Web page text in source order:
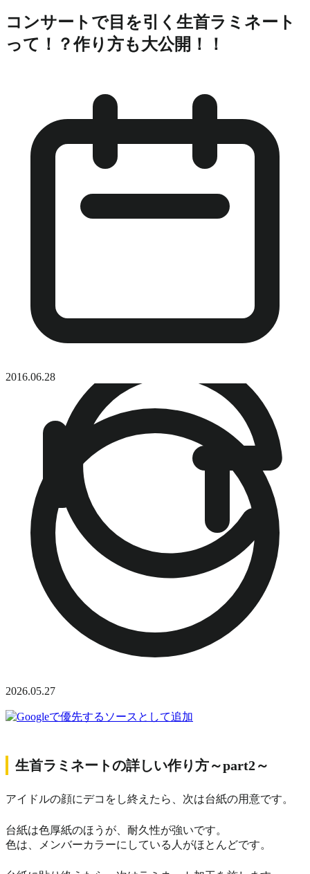
コンサートで目を引く生首ラミネート
って！？作り方も大公開！！
2016.06.28
2026.05.27
生首ラミネートの詳しい作り方～part2～
アイドルの顔にデコをし終えたら、次は台紙の用意です。
台紙は色厚紙のほうが、耐久性が強いです。
色は、メンバーカラーにしている人がほとんどです。